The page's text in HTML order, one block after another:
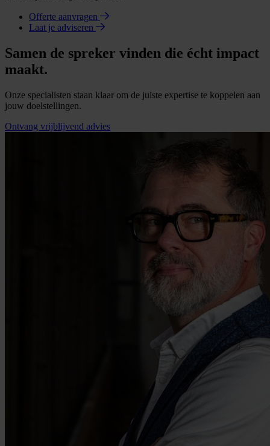
Offerte aanvragen
Laat je adviseren
Samen de spreker vinden die écht impact
maakt.
Onze specialisten staan klaar om de juiste expertise te koppelen aan
jouw doelstellingen.
Ontvang vrijblijvend advies